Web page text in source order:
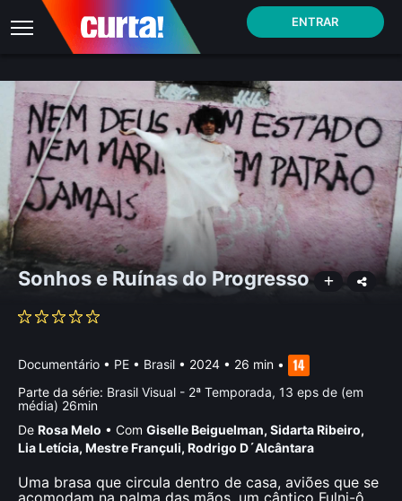
ENTRAR
Sonhos e Ruínas do Progresso
Documentário • PE • Brasil • 2024 • 26 min •
Parte da série: Brasil Visual - 2ª Temporada, 13 eps de (em
média) 26min
De Rosa Melo • Com Giselle Beiguelman, Sidarta Ribeiro,
Lia Letí­cia, Mestre Françuli, Rodrigo D´Alcântara
Uma brasa que circula dentro de casa, aviões que se
acomodam na palma das mãos, um cântico Fulni-ô